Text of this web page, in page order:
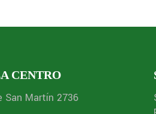
CENTRO
San Martín 2736